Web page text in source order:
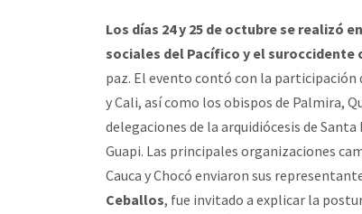
Los días 24 y 25 de octubre se realizó
sociales del Pacífico y el suroccidente
paz. El evento contó con la participación
y Cali, así como los obispos de Palmira,
delegaciones de la arquidiócesis de
Guapi. Las principales organizaciones
Cauca y Chocó enviaron sus
Ceballos, fue invitado a explicar la